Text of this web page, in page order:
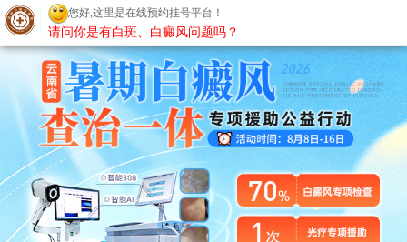
昆明白癜风医院
您好,这里是在线预约挂号平台！
请问你是有白斑、白癜风问题吗？